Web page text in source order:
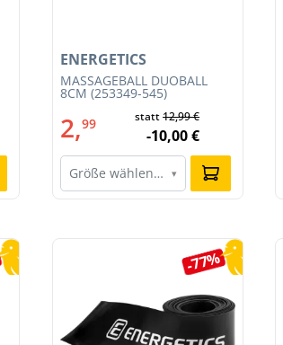
MASSAGEBALL DUOBALL
8CM (253349-545)
ENERGETICS
2,99 statt12,99 €
-10,00 €
Größe wählen… ▾
-77%